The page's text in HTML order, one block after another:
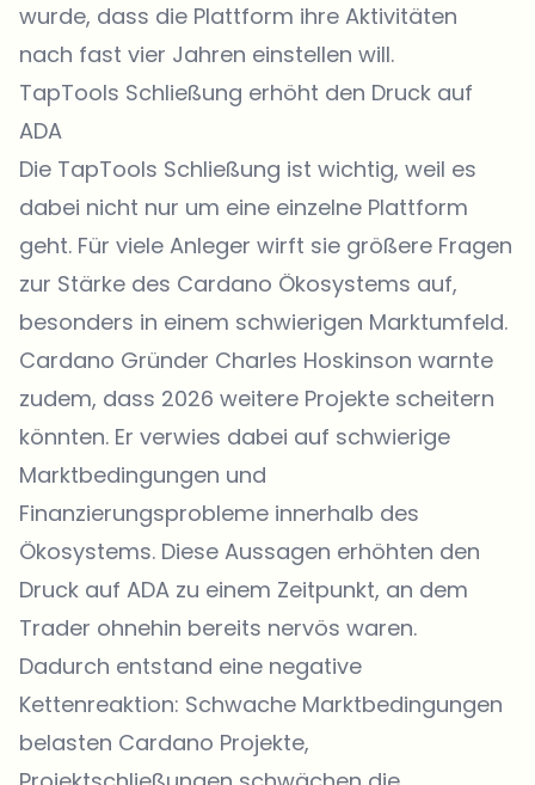
wurde, dass die Plattform ihre Aktivitäten
nach fast vier Jahren einstellen will.
TapTools Schließung erhöht den Druck auf
ADA
Die TapTools Schließung ist wichtig, weil es
dabei nicht nur um eine einzelne Plattform
geht. Für viele Anleger wirft sie größere Fragen
zur Stärke des Cardano Ökosystems auf,
besonders in einem schwierigen Marktumfeld.
Cardano Gründer Charles Hoskinson warnte
zudem, dass 2026 weitere Projekte scheitern
könnten. Er verwies dabei auf schwierige
Marktbedingungen und
Finanzierungsprobleme innerhalb des
Ökosystems. Diese Aussagen erhöhten den
Druck auf ADA zu einem Zeitpunkt, an dem
Trader ohnehin bereits nervös waren.
Dadurch entstand eine negative
Kettenreaktion: Schwache Marktbedingungen
belasten Cardano Projekte,